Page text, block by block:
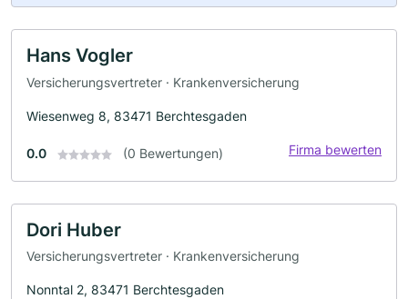
Hans Vogler
Versicherungsvertreter · Krankenversicherung
Wiesenweg 8, 83471 Berchtesgaden
0.0 (0 Bewertungen) Firma bewerten
Dori Huber
Versicherungsvertreter · Krankenversicherung
Nonntal 2, 83471 Berchtesgaden